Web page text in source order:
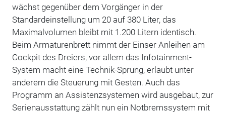
wächst gegenüber dem Vorgänger in der
Standardeinstellung um 20 auf 380 Liter, das
Maximalvolumen bleibt mit 1.200 Litern identisch.
Beim Armaturenbrett nimmt der Einser Anleihen am
Cockpit des Dreiers, vor allem das Infotainment-
System macht eine Technik-Sprung, erlaubt unter
anderem die Steuerung mit Gesten. Auch das
Programm an Assistenzsystemen wird ausgebaut, zur
Serienausstattung zählt nun ein Notbremssystem mit